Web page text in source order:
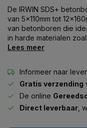
De IRWIN SDS+
van 5x110mm tot
van betonboren die
in harde materialen
Lees meer
Informeer naar
Gratis verzending
De online
Direct leverbaar ,